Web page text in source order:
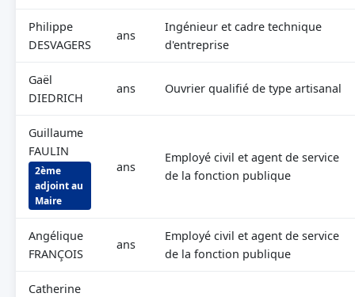
Philippe
DESVAGERS
ans
Ingénieur et cadre technique
d'entreprise
Gaël
DIEDRICH
ans Ouvrier qualifié de type artisanal
Guillaume
FAULIN
2ème
adjoint au
Maire
ans
Employé civil et agent de service
de la fonction publique
Angélique
FRANÇOIS
ans
Employé civil et agent de service
de la fonction publique
Catherine